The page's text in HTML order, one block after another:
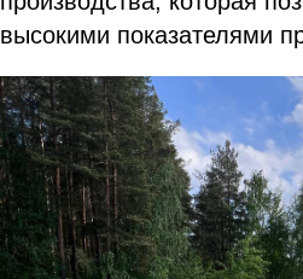
высокими показателями